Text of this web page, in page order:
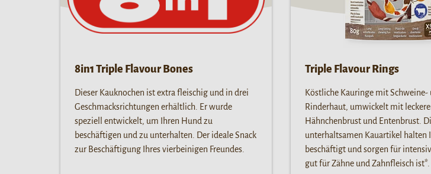
8in1 Triple Flavour Bones
Dieser Kauknochen ist extra fleischig und in drei
Geschmacksrichtungen erhältlich. Er wurde
speziell entwickelt, um Ihren Hund zu
beschäftigen und zu unterhalten. Der ideale Snack
zur Beschäftigung Ihres vierbeinigen Freundes.
Triple Flavour Rings
Köstliche Kauringe mit Schweine-
Rinderhaut, umwickelt mit
Hähnchenbrust und Entenbrust.
unterhaltsamen Kauartikel halten
beschäftigt und sorgen für
gut für Zähne und Zahnfleisch ist*.